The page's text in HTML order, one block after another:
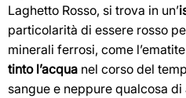
Laghetto Rosso, si trova in un’
particolarità di essere rosso
minerali ferrosi, come
tinto l’acqua nel corso del
sangue e neppure qualcosa